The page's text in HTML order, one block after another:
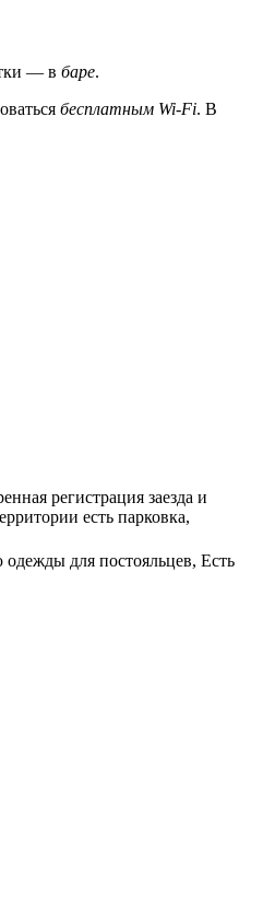
— в баре.
бесплатным Wi-Fi. В
регистрация заезда и
есть парковка,
для постояльцев, Есть